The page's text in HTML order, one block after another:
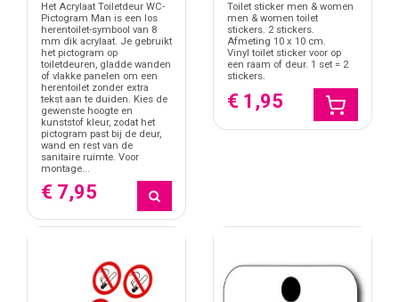
Het Acrylaat Toiletdeur WC-
Pictogram Man is een los
herentoilet-symbool van 8
mm dik acrylaat. Je gebruikt
het pictogram op
toiletdeuren, gladde wanden
of vlakke panelen om een
herentoilet zonder extra
tekst aan te duiden. Kies de
gewenste hoogte en
kunststof kleur, zodat het
pictogram past bij de deur,
wand en rest van de
sanitaire ruimte. Voor
montage...
€ 7,95
Toilet sticker men & women
men & women toilet
stickers. 2 stickers.
Afmeting 10 x 10 cm.
Vinyl toilet sticker voor op
een raam of deur. 1 set = 2
stickers.
€ 1,95